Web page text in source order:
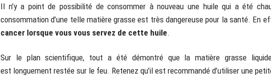
Il n’y a point de possibilité de consommer à nouveau une huile qui a été
consommation d’une telle matière grasse est très dangereuse pour la santé. En
cancer lorsque vous vous servez de cette huile.
Sur le plan scientifique, tout a été démontré que la matière grasse
est longuement restée sur le feu. Retenez qu’il est recommandé d’utiliser une